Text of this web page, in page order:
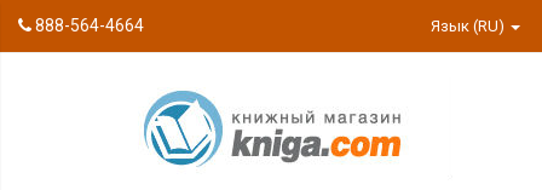
888-564-4664 Язык (RU)